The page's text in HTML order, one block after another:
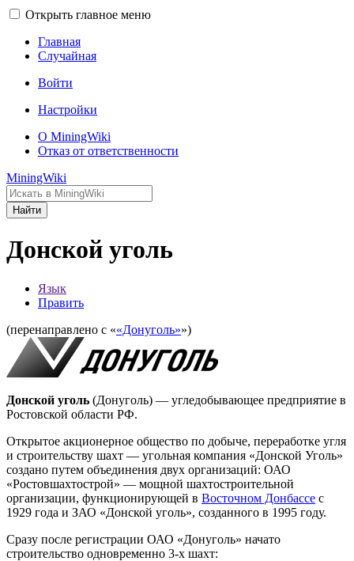
Открыть главное меню
Главная
Случайная
Войти
Настройки
О MiningWiki
Отказ от ответственности
MiningWiki
Найти
Донской уголь
Язык
Править
(перенаправлено с ««Донуголь»»)
Донской уголь (Донуголь) — угледобывающее предприятие в
Ростовской области РФ.
Открытое акционерное общество по добыче, переработке угля
и строительству шахт — угольная компания «Донской Уголь»
создано путем объединения двух организаций: ОАО
«Ростовшахтострой» — мощной шахтостроительной
организации, функционирующей в Восточном Донбассе с
1929 года и ЗАО «Донской уголь», созданного в 1995 году.
Сразу после регистрации ОАО «Донуголь» начато
строительство одновременно 3-х шахт: